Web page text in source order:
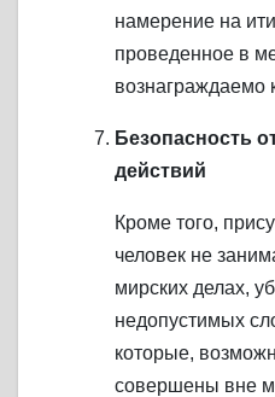
намерение на
проведенное в
вознаграждаемо
Безопасность
действий
Кроме того,
человек не
мирских делах,
недопустимых
которые,
совершены вне